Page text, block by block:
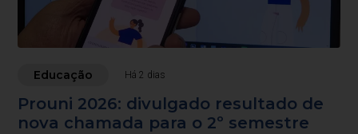
Educação Há 2 dias
Prouni 2026: divulgado resultado de
nova chamada para o 2º semestre